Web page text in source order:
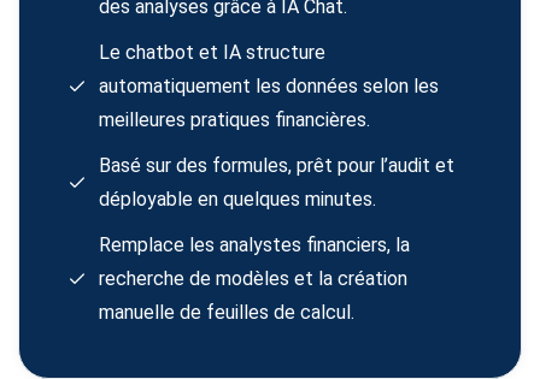
des analyses grâce à IA Chat.
Le chatbot et IA structure
automatiquement les données selon les
meilleures pratiques financières.
Basé sur des formules, prêt pour l’audit et
déployable en quelques minutes.
Remplace les analystes financiers, la
recherche de modèles et la création
manuelle de feuilles de calcul.